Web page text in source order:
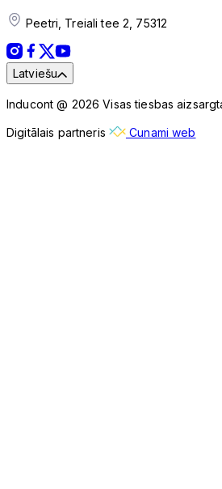
Peetri, Treiali tee 2, 75312
Latviešu
Inducont @ 2026 Visas tiesbas
Digitālais partneris Cunami web